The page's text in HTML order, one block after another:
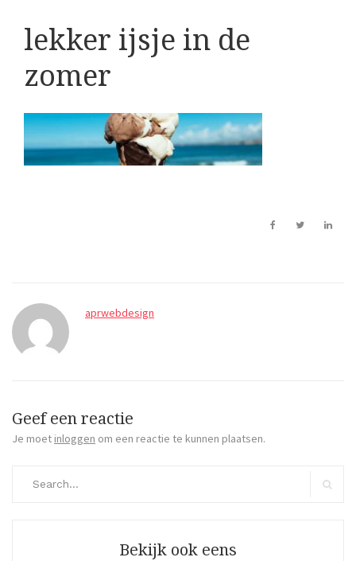
lekker ijsje in de
zomer
aprwebdesign
Geef een reactie
Je moet inloggen om een reactie te kunnen plaatsen.
Bekijk ook eens